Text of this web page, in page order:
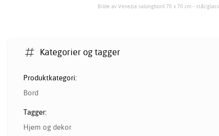
Bilde av Venezia salongbord 70 x 70 cm - stål/glass
Kategorier og tagger
Produktkategori:
Bord
Tagger:
Hjem og dekor